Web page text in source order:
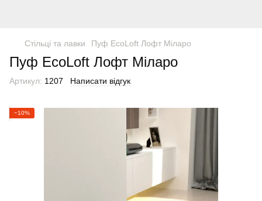
Стільці та лавки Пуф EcoLoft Лофт Міларо
Пуф EcoLoft Лофт Міларо
Артикул: 1207 Написати відгук
−10%